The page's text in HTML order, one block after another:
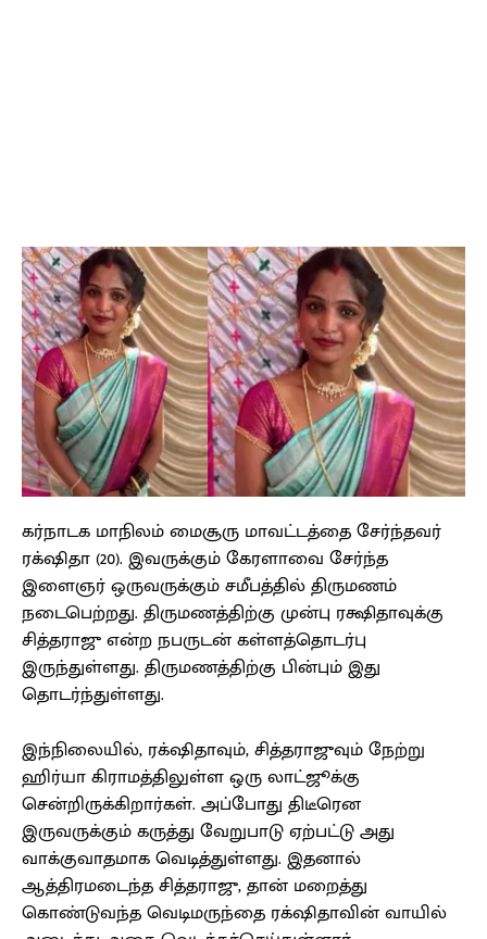
கர்நாடக மாநிலம் மைசூரு மாவட்டத்தை சேர்ந்தவர்
ரக்‌ஷிதா (20). இவருக்கும் கேரளாவை சேர்ந்த
இளைஞர் ஒருவருக்கும் சமீபத்தில் திருமணம்
நடைபெற்றது. திருமணத்திற்கு முன்பு ரக்ஷிதாவுக்கு
சித்தராஜு என்ற நபருடன் கள்ளத்தொடர்பு
இருந்துள்ளது. திருமணத்திற்கு பின்பும் இது
தொடர்ந்துள்ளது.
இந்நிலையில், ரக்‌ஷிதாவும், சித்தராஜுவும் நேற்று
ஹிர்யா கிராமத்திலுள்ள ஒரு லாட்ஜூக்கு
சென்றிருக்கிறார்கள். அப்போது திடீரென
இருவருக்கும் கருத்து வேறுபாடு ஏற்பட்டு அது
வாக்குவாதமாக வெடித்துள்ளது. இதனால்
ஆத்திரமடைந்த சித்தராஜு, தான் மறைத்து
கொண்டுவந்த வெடிமருந்தை ரக்‌ஷிதாவின் வாயில்